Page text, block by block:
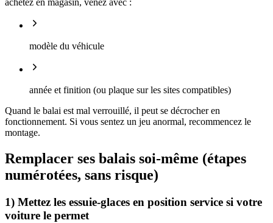
achetez en magasin, venez avec :
modèle du véhicule
année et finition (ou plaque sur les sites compatibles)
Quand le balai est mal verrouillé, il peut se décrocher en
fonctionnement. Si vous sentez un jeu anormal, recommencez le
montage.
Remplacer ses balais soi-même (étapes
numérotées, sans risque)
1) Mettez les essuie-glaces en position service si votre
voiture le permet